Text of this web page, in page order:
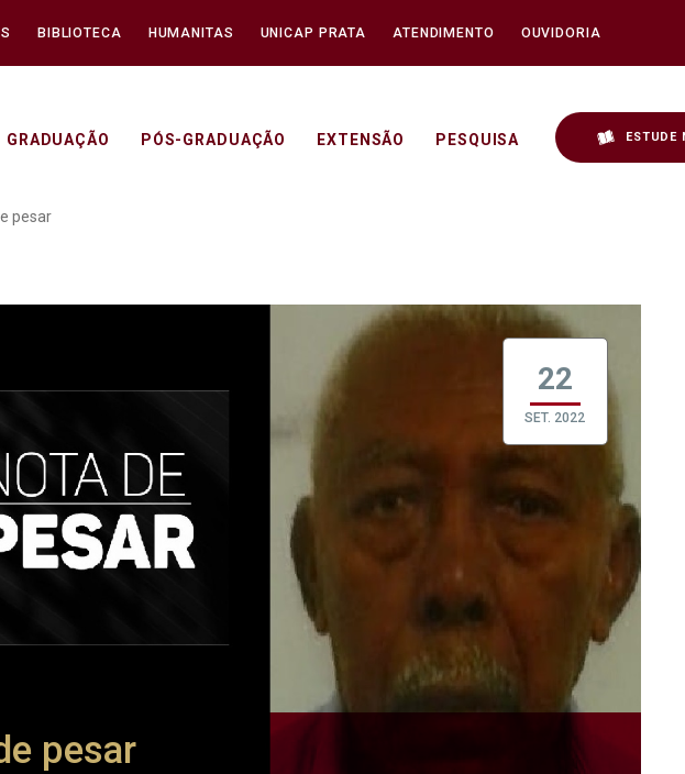
BIBLIOTECA HUMANITAS UNICAP PRATA ATENDIMENTO OUVIDORIA
GRADUAÇÃO PÓS-GRADUAÇÃO EXTENSÃO PESQUISA ESTUDE
- Unicap
pesar
22
SET. 2022
pesar